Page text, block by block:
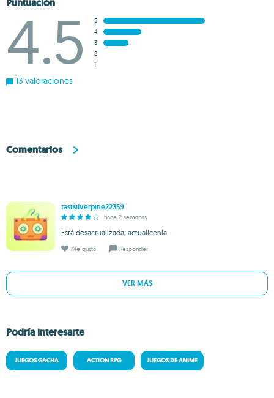
Puntuación
4.5
5
4
3
2
1
13 valoraciones
Comentarios
fastsilverpine22359
hace 2 semanas
Está desactualizada, actualícenla.
Me gusta Responder
VER MÁS
Podría interesarte
JUEGOS GACHA ACTION RPG JUEGOS DE ANIME